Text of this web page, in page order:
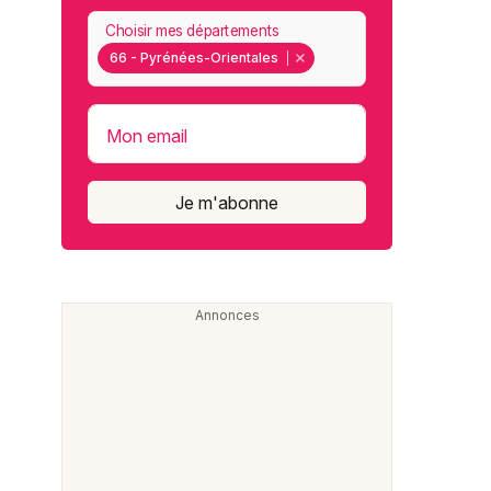
66 - Pyrénées-Orientales
Choisir mes départements
Mon email
Je m'abonne